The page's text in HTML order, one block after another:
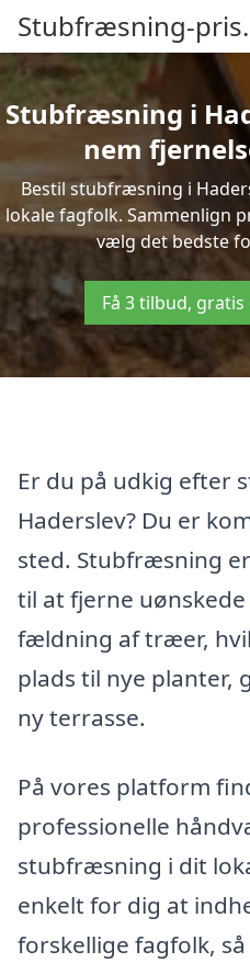
Stubfræsning-
Stubfræsning i
nem
Bestil stubfræsning i
lokale fagfolk. Sammenlign
vælg det bedste
Få 3 tilbud,
Er du på udkig efter
Haderslev? Du er
sted. Stubfræsning
til at fjerne
fældning af træer,
plads til nye
ny terrasse.
På vores platform
professionelle
stubfræsning i dit
enkelt for dig at
forskellige fagfolk,